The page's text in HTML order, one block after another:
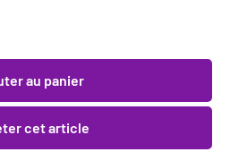
au panier
cet article